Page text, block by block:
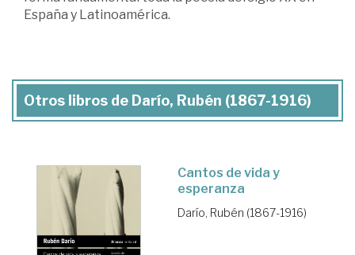
España y Latinoamérica.
Otros libros de Darío, Rubén (1867-1916)
Cantos de vida y
esperanza
Darío, Rubén (1867-1916)